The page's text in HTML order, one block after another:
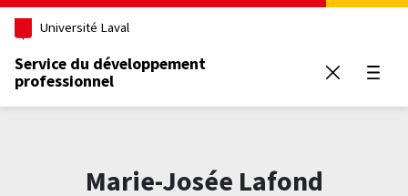
Aller au contenu principal
Université Laval
Service du développement
professionnel
Marie-Josée Lafond